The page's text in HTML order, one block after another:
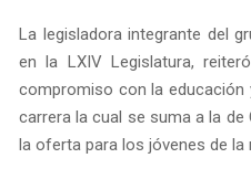
La legisladora integrante del
en la LXIV Legislatura,
compromiso con la educación
carrera la cual se suma a la
la oferta para los jóvenes de la